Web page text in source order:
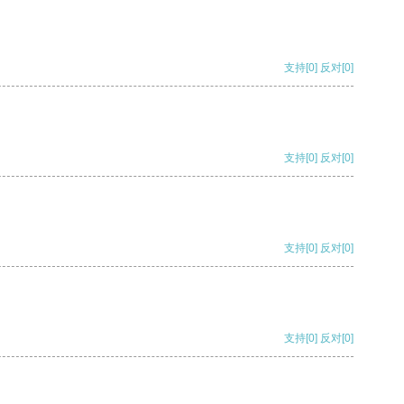
支持[0] 反对[0]
支持[0] 反对[0]
支持[0] 反对[0]
支持[0] 反对[0]